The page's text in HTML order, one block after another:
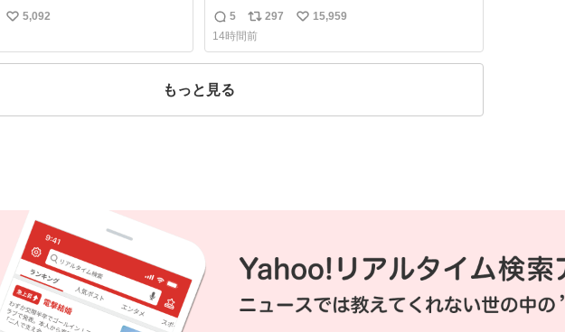
味しい美味しい言ってくれて
い
ね
5,092
りしたし、やはりアイドルって体型･肌管理す
ごすぎる
返
信
数
5
リ
ポ
ス
297
い
ね
15,959
14時間前
もっと見る